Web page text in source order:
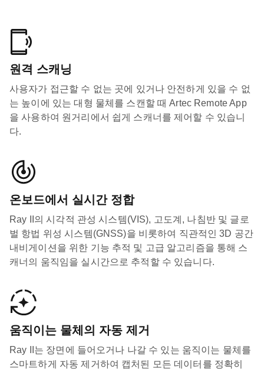
원격 스캐닝
사용자가 접근할 수 없는 곳에 있거나 안전하게 있을 수 없
는 높이에 있는 대형 물체를 스캔할 때 Artec Remote App
을 사용하여 원거리에서 쉽게 스캐너를 제어할 수 있습니
다.
온보드에서 실시간 정합
Ray II의 시각적 관성 시스템(VIS), 고도계, 나침반 및 글로
벌 항법 위성 시스템(GNSS)을 비롯하여 직관적인 3D 공간
내비게이션을 위한 기능 추적 및 고급 알고리즘을 통해 스
캐너의 움직임을 실시간으로 추적할 수 있습니다.
움직이는 물체의 자동 제거
Ray II는 장면에 들어오거나 나갈 수 있는 움직이는 물체를
스마트하게 자동 제거하여 캡처된 모든 데이터를 정확히